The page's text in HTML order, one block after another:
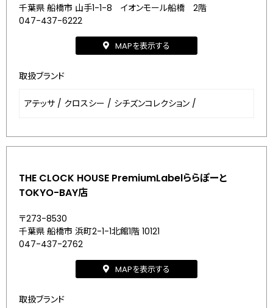
千葉県 船橋市 山手1-1-8 イオンモール船橋 2階
047-437-6222
MAPを表示する
取扱ブランド
アテッサ / クロスシー / シチズンコレクション /
THE CLOCK HOUSE PremiumLabelららぽーと
TOKYO-BAY店
〒273-8530
千葉県 船橋市 浜町2-1-1北館1階 10121
047-437-2762
MAPを表示する
取扱ブランド